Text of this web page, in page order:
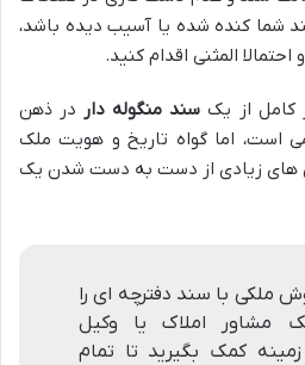
شما کنده شده یا آسیب دیده باشد،
المثنی اقدام کنید.
کامل از یک سند منگوله دار در ذهن
است، اما گواه تاریخ و هویت ملک
های زیادی از دست به دست شدن یک
ملکی با سند دفترچه ای را
مشاور املاک یا وکیل
کمک بگیرید تا تمام